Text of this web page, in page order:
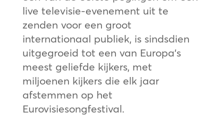
live televisie-evenement uit te
zenden voor een groot
internationaal publiek, is sindsdien
uitgegroeid tot een van Europa’s
meest geliefde kijkers, met
miljoenen kijkers die elk jaar
afstemmen op het
Eurovisiesongfestival.